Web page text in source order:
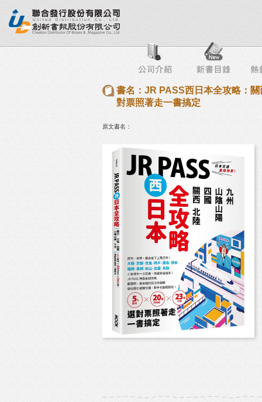
榜 出版社專區 書店專區 目錄下載 會員服務
書名：JR PASS西日本全攻略：
對票照著走一書搞定
原文書名：